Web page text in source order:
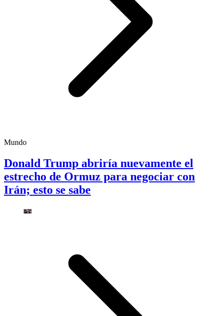
Mundo
Donald Trump abriría nuevamente el
estrecho de Ormuz para negociar con
Irán; esto se sabe